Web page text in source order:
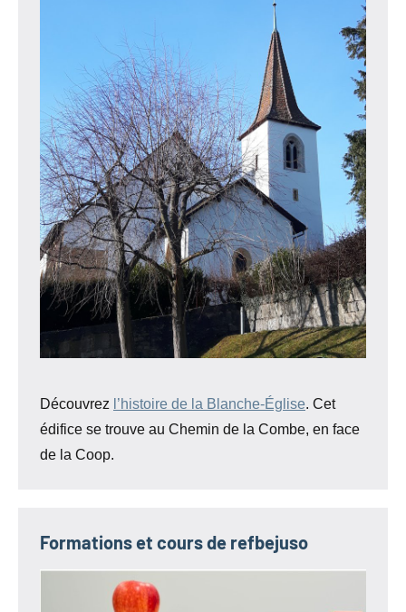
Découvrez l’histoire de la Blanche-Église. Cet
édifice se trouve au Chemin de la Combe, en face
de la Coop.
Formations et cours de refbejuso